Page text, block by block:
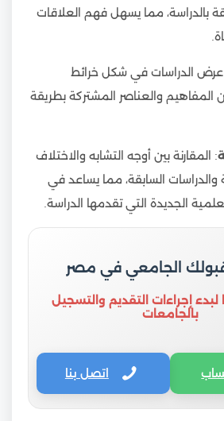
بالدراسة، مما يسهل فهم العلاقات
الدراسات في شكل خرائط
المفاهيم والعناصر المشتركة بطريقة
: المقارنة بين أوجه التشابه والاختلاف
والدراسات السابقة، مما يساعد في
الجديدة التي تقدمها الدراسة.
قبولك الجامعي في مصر
إجراءات التقديم والتسجيل
بالجامعات
اتصل بنا